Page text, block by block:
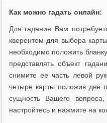
Как можно гадать онлайн:
Для гадания Вам
кверентом для выбора
необходимо положить
представлять объект
снимите ее часть левой
четыре карты положив две
сущность Вашего
настройтесь и нажмите на